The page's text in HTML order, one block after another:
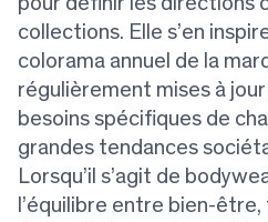
collections. Elle s’en
colorama annuel de la
régulièrement mises à
besoins spécifiques de
grandes tendances
Lorsqu’il s’agit de
l’équilibre entre bien-